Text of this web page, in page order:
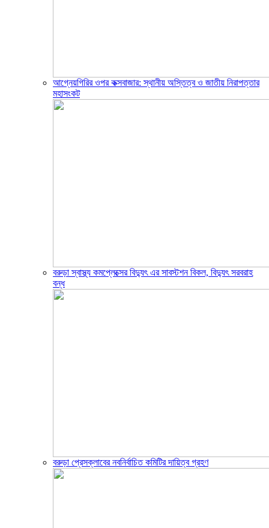
আগ্নেয়গিরির ওপর কক্সবাজার: স্থানীয় অস্তিত্ব ও জাতীয় নিরাপত্তার
মহাসংকট
বরুড়া স্বাস্থ্য কমপ্লেক্সের বিদ্যুৎ এর সাবস্টশন বিকল, বিদ্যুৎ সরবরাহ
বন্ধ
বরুড়া প্রেসক্লাবের নবনির্বাচিত কমিটির দায়িত্ব গ্রহণ